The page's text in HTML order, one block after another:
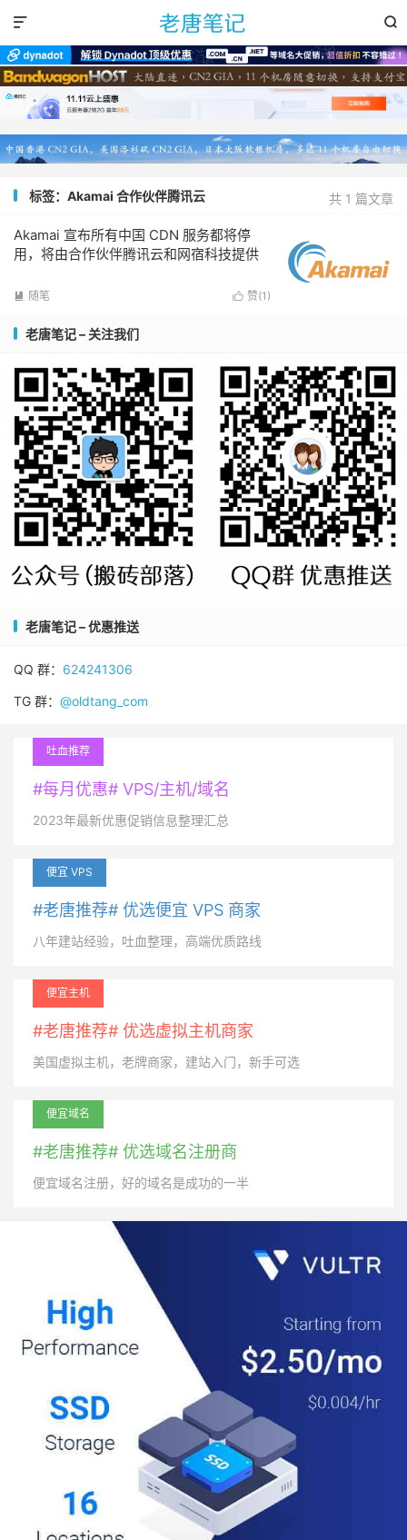


共 1 篇文章
标签：Akamai 合作伙伴腾讯云
Akamai 宣布所有中国 CDN 服务都将停
用，将由合作伙伴腾讯云和网宿科技提供
 赞(1 )
 随笔
老唐笔记 – 关注我们
老唐笔记 – 优惠推送
QQ 群： 624241306
TG 群： @oldtang_com
吐血推荐
#每月优惠# VPS/主机/域名
2023年最新优惠促销信息整理汇总
便宜 VPS
#老唐推荐# 优选便宜 VPS 商家
八年建站经验，吐血整理，高端优质路线
便宜主机
#老唐推荐# 优选虚拟主机商家
美国虚拟主机，老牌商家，建站入门，新手可选
便宜域名
#老唐推荐# 优选域名注册商
便宜域名注册，好的域名是成功的一半